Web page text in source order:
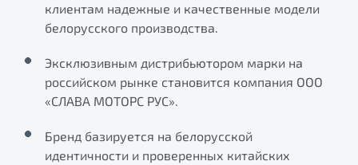
Яркий кроссовер
от 2 219 990 ₽*
Обзор В наличии
S50
Трейд-ин
Гарантия Belgee
Belgee Плюс
Реферальная программа
Клиентская поддержка
Правовая информация
клиентам надежные и качественные модели
белорусского производства.
Эксклюзивным дистрибьютором марки на
российском рынке становится компания ООО
«СЛАВА МОТОРС РУС».
Бренд базируется на белорусской
идентичности и проверенных китайских